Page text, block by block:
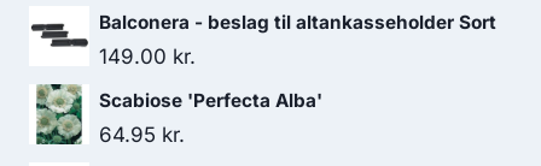
Balconera - beslag til altankasseholder Sort
149.00 kr.
Scabiose 'Perfecta Alba'
64.95 kr.